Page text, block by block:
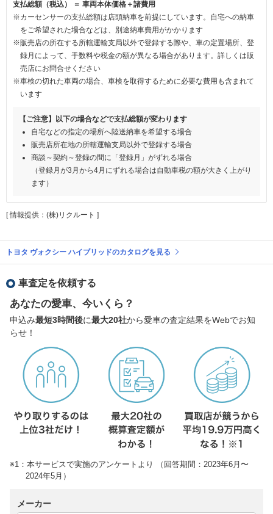
支払総額（税込） ＝ 車両本体価格＋諸費用
※カーセンサーの支払総額は店頭納車を前提にしています。自宅への納車
をご希望された場合などは、別途納車費用がかかります
※販売店の所在する所轄運輸支局以外で登録する際や、車の定置場所、登
録月によって、手数料や税金の額が異なる場合があります。詳しくは販
売店にお問合せください
※車検の切れた車両の場合、車検を取得するために必要な費用も含まれて
います
【ご注意】以下の場合などで支払総額が変わります
自宅などの指定の場所へ陸送納車を希望する場合
販売店所在地の所轄運輸支局以外で登録する場合
商談～契約～登録の間に「登録月」がずれる場合
（登録月が3月から4月にずれる場合は自動車税の額が大きく上がり
ます）
[ 情報提供：(株)リクルート ]
トヨタ ヴォクシー ハイブリッドのカタログを見る
車査定を依頼する
あなたの愛車、今いくら？
申込み最短3時間後に最大20社から愛車の査定結果をWebでお知
らせ！
※1：本サービスで実施のアンケートより （回答期間：2023年6月〜
2024年5月）
メーカー